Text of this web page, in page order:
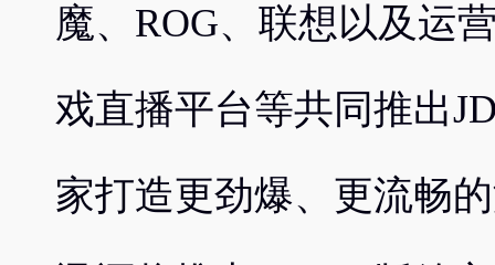
魔、ROG、联想以及运
戏直播平台等共同推出
家打造更劲爆、更流畅